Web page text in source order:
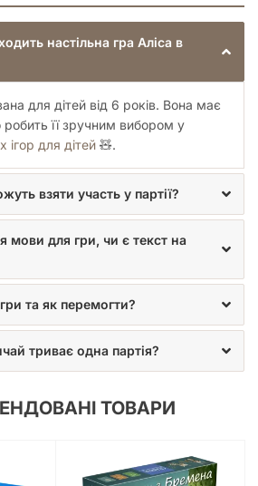
найбільше.
настільна гра Аліса в
для дітей від 6 років. Вона має
її зручним вибором у
ігор для дітей 🧸.
взяти участь у партії?
мови для гри, чи є текст на
та як перемогти?
триває одна партія?
ТОВАРИ